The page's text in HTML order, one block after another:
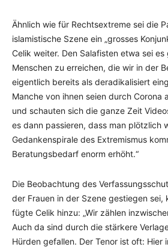
Ähnlich wie für Rechtsextreme sei die
islamistische Szene ein „grosses
Celik weiter. Den Salafisten etwa sei es
Menschen zu erreichen, die wir in der
eigentlich bereits als deradikalisiert
Manche von ihnen seien durch Corona
und schauten sich die ganze Zeit
es dann passieren, dass man plötzlich
Gedankenspirale des Extremismus
Beratungsbedarf enorm erhöht.“
Die Beobachtung des
der Frauen in der Szene gestiegen sei,
fügte Celik hinzu: „Wir zählen
Auch da sind durch die stärkere
Hürden gefallen. Der Tenor ist oft: Hier